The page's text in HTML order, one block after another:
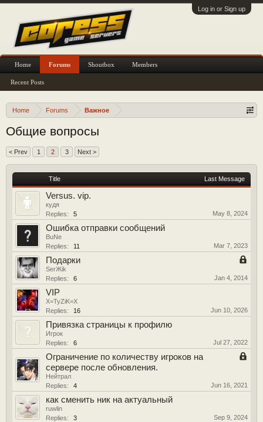
Log in or Sign up
Home Forums Важное
Общие вопросы
< Prev 1 2 3 Next >
Title Last Message
Versus. vip.
кудя
Replies:
5 May 8, 2024
Ошибка отправки сообщений
BuNe
Replies:
11 Mar 7, 2023
Подарки
SerЖik
Replies:
6 Jan 4, 2014
VIP
X=TyZiK=X
Replies:
16 Jun 10, 2026
Привязка страницы к профилю
Игрок
Replies:
6 Jul 27, 2022
Ограничение по количеству игроков на
сервере после обновления.
Нейтрал
Replies:
4 Jun 16, 2021
как сменить ник на актуальный
ruwlin
Replies:
3 Sep 9, 2024
Home Forums
Recent Posts
Shoutbox Members